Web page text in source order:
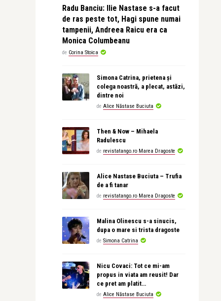
Radu Banciu: Ilie Nastase s-a facut
de ras peste tot, Hagi spune numai
tampenii, Andreea Raicu era ca
Monica Columbeanu
de Corina Stoica
Simona Catrina, prietena și
colega noastră, a plecat, astăzi,
dintre noi
de Alice Năstase Buciuta
Then & Now – Mihaela
Radulescu
de revistatango.ro Marea Dragoste
Alice Nastase Buciuta – Trufia
de a fi tanar
de revistatango.ro Marea Dragoste
Malina Olinescu s-a sinucis,
dupa o mare si trista dragoste
de Simona Catrina
Nicu Covaci: Tot ce mi-am
propus in viata am reusit! Dar
ce pret am platit…
de Alice Năstase Buciuta